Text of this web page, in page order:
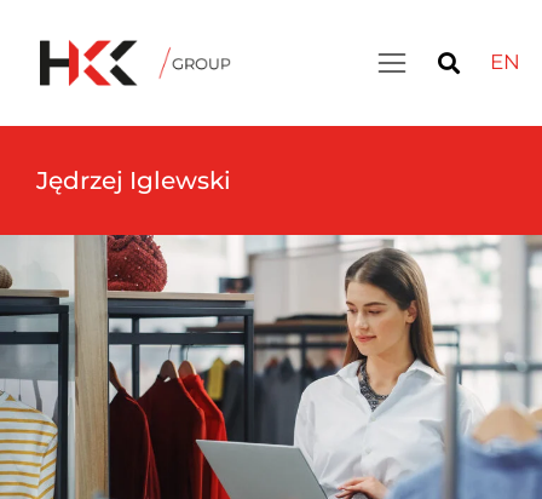
EN
Jędrzej Iglewski